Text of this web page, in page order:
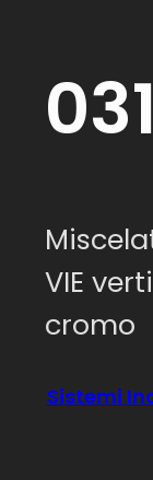
VIE
cromo
Sistemi